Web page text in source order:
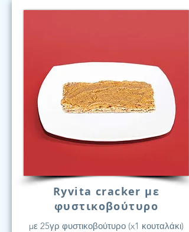
Ryvita cracker με
φυστικοβούτυρο
με 25γρ φυστικοβούτυρο (x1 κουταλάκι)